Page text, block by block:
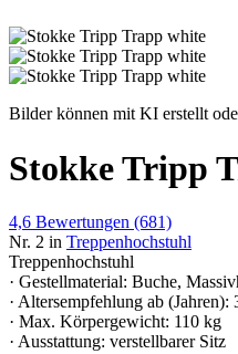
Bilder können mit KI erstellt
Stokke Tripp
4,6 Bewertungen (681)
Nr. 2 in Treppenhochstuhl
Treppenhochstuhl
· Gestellmaterial: Buche,
· Altersempfehlung ab (Jahren):
· Max. Körpergewicht: 110 kg
· Ausstattung: verstellbarer Sitz